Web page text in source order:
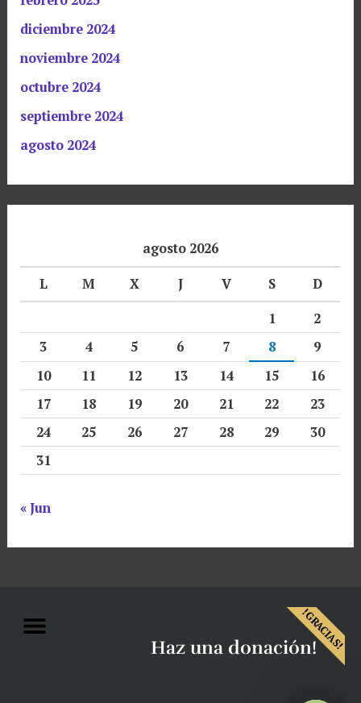
diciembre 2024
noviembre 2024
octubre 2024
septiembre 2024
agosto 2024
agosto 2026
L
M X J V S
D
1
2
3
4 5 6 7 8
9
10
11 12 13 14 15
16
17
18 19 20 21 22
23
24
25 26 27 28 29
30
31
« Jun
Menu
Haz una donación!!GRACIAS!